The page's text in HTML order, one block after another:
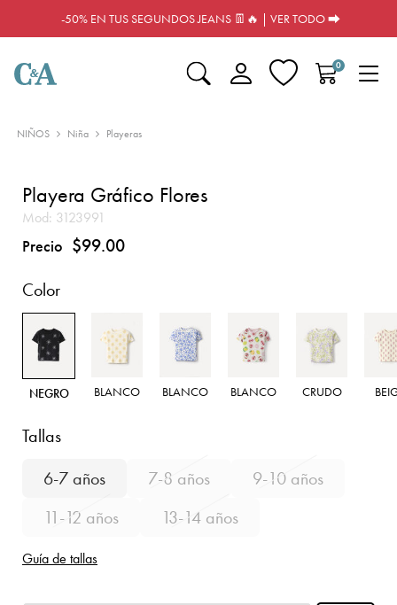
-50% EN TUS SEGUNDOS JEANS 👖🔥 | VER TODO ⮕
0
NIÑOS Niña Playeras
Playera Gráfico Flores
Mod: 3123991
Precio $99.00
Color
NEGRO BLANCO BLANCO BLANCO CRUDO
Tallas
6-7 años
7-8 años
9-10 años
11-12 años
13-14 años
Guía de tallas